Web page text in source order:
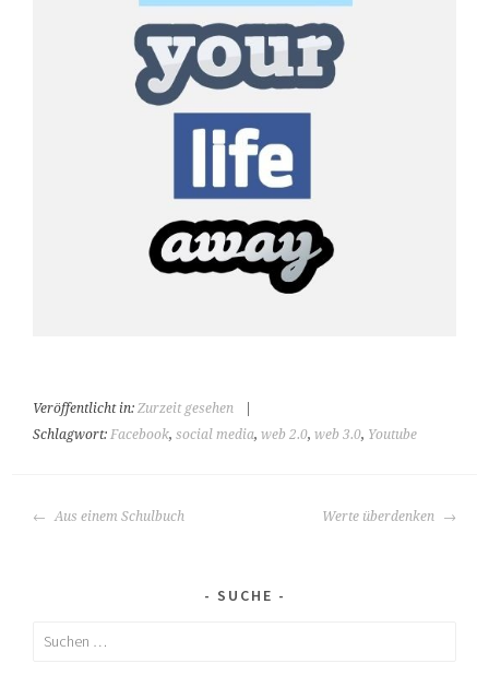
Veröffentlicht in:Zurzeit gesehen
Schlagwort:Facebook,social media,web 2.0,web 3.0, Youtube
BEITRAGS-
Aus einem Schulbuch Werte überdenken
SUCHE
Suchen